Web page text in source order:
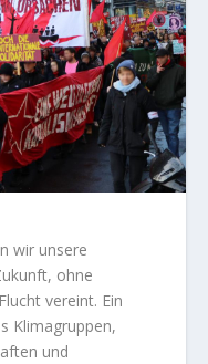
wir unsere
ohne
vereint. Ein
Klimagruppen,
und